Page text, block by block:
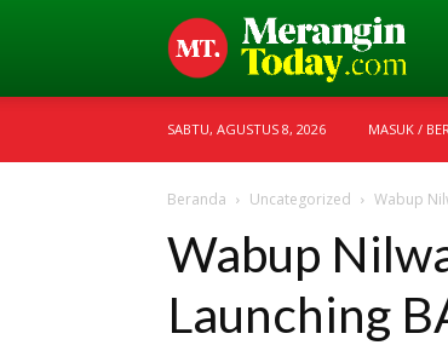
SABTU, AGUSTUS 8, 2026 MASUK /
Beranda Uncategorized Wabup
Wabup
Launching